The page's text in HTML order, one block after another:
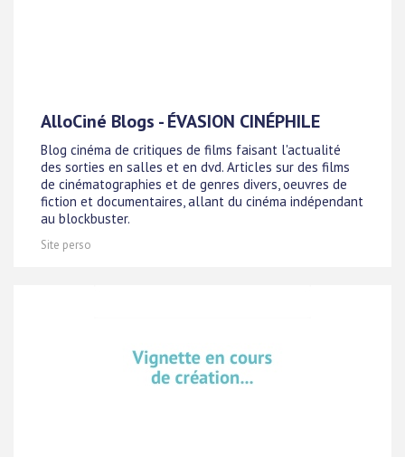
AlloCiné Blogs - ÉVASION CINÉPHILE
Blog cinéma de critiques de films faisant l'actualité
des sorties en salles et en dvd. Articles sur des films
de cinématographies et de genres divers, oeuvres de
fiction et documentaires, allant du cinéma indépendant
au blockbuster.
Site perso